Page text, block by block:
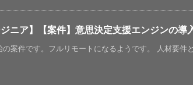
ジニア】【案件】意思決定支援エンジンの導
の案件です。フルリモートになるようです。 人材要件